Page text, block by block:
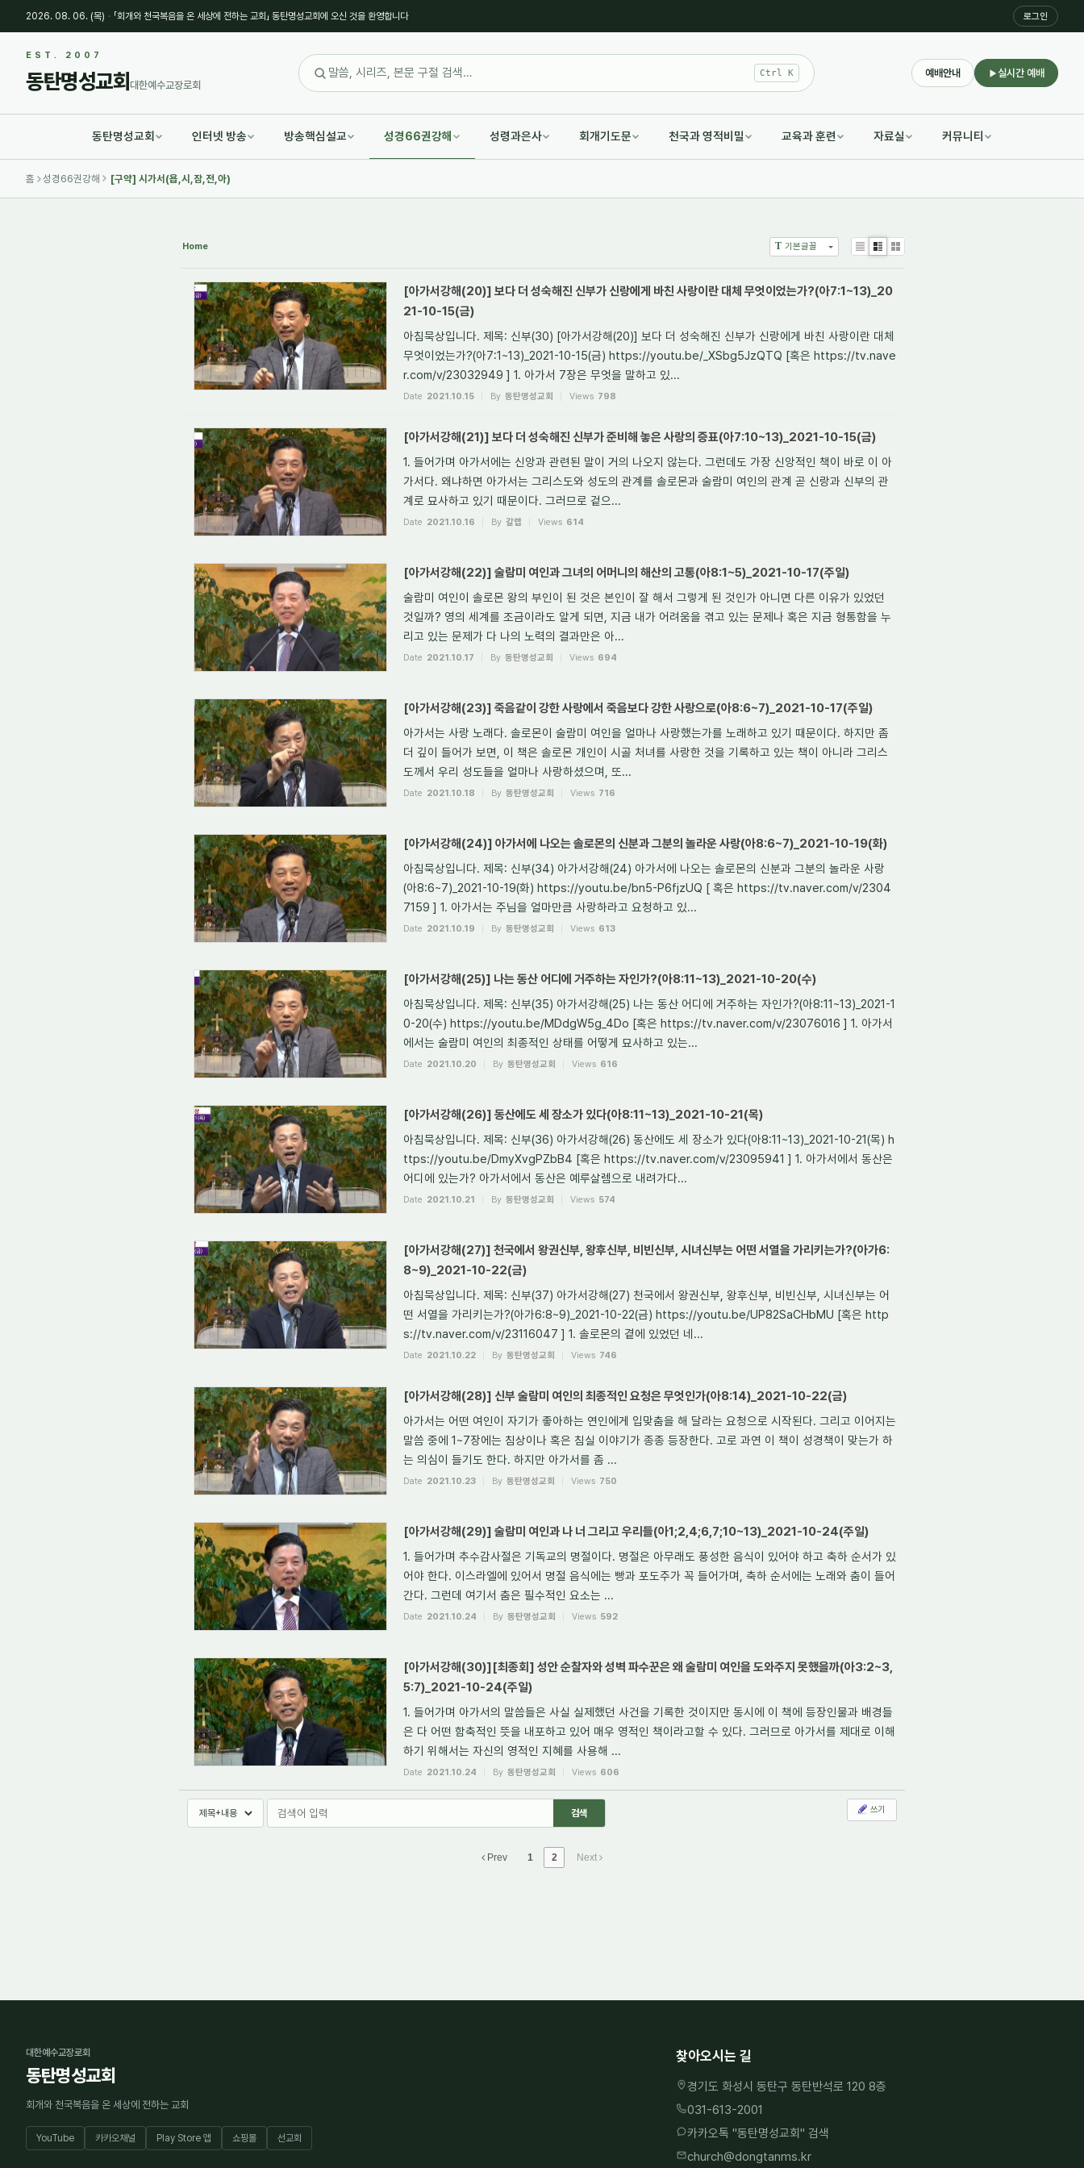
2026. 08. 06. (목) · 「회개와 천국복음을 온 세상에 전하는 교회」 동탄명성교회에 오신 것을 환영합니다 로그인
EST. 2007
동탄명성교회 대한예수교장로회
Ctrl K 예배안내 실시간 예배
동탄명성교회 인터넷 방송 방송핵심설교 성경66권강해 성령과은사 회개기도문 천국과 영적비밀 교육과 훈련 자료실 커뮤니티
홈 성경66권강해 [구약] 시가서(욥,시,잠,전,아)
Home T 기본글꼴
ListZine
[아가서강해(20)] 보다 더 성숙해진 신부가 신랑에게 바친 사랑이란 대체 무엇이었는가?(아7:1~13)_20
21-10-15(금)
아침묵상입니다. 제목: 신부(30) [아가서강해(20)] 보다 더 성숙해진 신부가 신랑에게 바친 사랑이란 대체
무엇이었는가?(아7:1~13)_2021-10-15(금) https://youtu.be/_XSbg5JzQTQ [혹은 https://tv.nave
r.com/v/23032949 ] 1. 아가서 7장은 무엇을 말하고 있...
Date 2021.10.15 By 동탄명성교회 Views 798
[아가서강해(21)] 보다 더 성숙해진 신부가 준비해 놓은 사랑의 증표(아7:10~13)_2021-10-15(금)
1. 들어가며 아가서에는 신앙과 관련된 말이 거의 나오지 않는다. 그런데도 가장 신앙적인 책이 바로 이 아
가서다. 왜냐하면 아가서는 그리스도와 성도의 관계를 솔로몬과 술람미 여인의 관계 곧 신랑과 신부의 관
계로 묘사하고 있기 때문이다. 그러므로 겉으...
Date 2021.10.16 By 갈렙 Views 614
[아가서강해(22)] 술람미 여인과 그녀의 어머니의 해산의 고통(아8:1~5)_2021-10-17(주일)
술람미 여인이 솔로몬 왕의 부인이 된 것은 본인이 잘 해서 그렇게 된 것인가 아니면 다른 이유가 있었던
것일까? 영의 세계를 조금이라도 알게 되면, 지금 내가 어려움을 겪고 있는 문제나 혹은 지금 형통함을 누
리고 있는 문제가 다 나의 노력의 결과만은 아...
Date 2021.10.17 By 동탄명성교회 Views 694
[아가서강해(23)] 죽음같이 강한 사랑에서 죽음보다 강한 사랑으로(아8:6~7)_2021-10-17(주일)
아가서는 사랑 노래다. 솔로몬이 술람미 여인을 얼마나 사랑했는가를 노래하고 있기 때문이다. 하지만 좀
더 깊이 들어가 보면, 이 책은 솔로몬 개인이 시골 처녀를 사랑한 것을 기록하고 있는 책이 아니라 그리스
도께서 우리 성도들을 얼마나 사랑하셨으며, 또...
Date 2021.10.18 By 동탄명성교회 Views 716
[아가서강해(24)] 아가서에 나오는 솔로몬의 신분과 그분의 놀라운 사랑(아8:6~7)_2021-10-19(화)
아침묵상입니다. 제목: 신부(34) 아가서강해(24) 아가서에 나오는 솔로몬의 신분과 그분의 놀라운 사랑
(아8:6~7)_2021-10-19(화) https://youtu.be/bn5-P6fjzUQ [ 혹은 https://tv.naver.com/v/2304
7159 ] 1. 아가서는 주님을 얼마만큼 사랑하라고 요청하고 있...
Date 2021.10.19 By 동탄명성교회 Views 613
[아가서강해(25)] 나는 동산 어디에 거주하는 자인가?(아8:11~13)_2021-10-20(수)
아침묵상입니다. 제목: 신부(35) 아가서강해(25) 나는 동산 어디에 거주하는 자인가?(아8:11~13)_2021-1
0-20(수) https://youtu.be/MDdgW5g_4Do [혹은 https://tv.naver.com/v/23076016 ] 1. 아가서
에서는 술람미 여인의 최종적인 상태를 어떻게 묘사하고 있는...
Date 2021.10.20 By 동탄명성교회 Views 616
[아가서강해(26)] 동산에도 세 장소가 있다(아8:11~13)_2021-10-21(목)
아침묵상입니다. 제목: 신부(36) 아가서강해(26) 동산에도 세 장소가 있다(아8:11~13)_2021-10-21(목) h
ttps://youtu.be/DmyXvgPZbB4 [혹은 https://tv.naver.com/v/23095941 ] 1. 아가서에서 동산은
어디에 있는가? 아가서에서 동산은 예루살렘으로 내려가다...
Date 2021.10.21 By 동탄명성교회 Views 574
[아가서강해(27)] 천국에서 왕권신부, 왕후신부, 비빈신부, 시녀신부는 어떤 서열을 가리키는가?(아가6:
8~9)_2021-10-22(금)
아침묵상입니다. 제목: 신부(37) 아가서강해(27) 천국에서 왕권신부, 왕후신부, 비빈신부, 시녀신부는 어
떤 서열을 가리키는가?(아가6:8~9)_2021-10-22(금) https://youtu.be/UP82SaCHbMU [혹은 http
s://tv.naver.com/v/23116047 ] 1. 솔로몬의 곁에 있었던 네...
Date 2021.10.22 By 동탄명성교회 Views 746
[아가서강해(28)] 신부 술람미 여인의 최종적인 요청은 무엇인가(아8:14)_2021-10-22(금)
아가서는 어떤 여인이 자기가 좋아하는 연인에게 입맞춤을 해 달라는 요청으로 시작된다. 그리고 이어지는
말씀 중에 1~7장에는 침상이나 혹은 침실 이야기가 종종 등장한다. 고로 과연 이 책이 성경책이 맞는가 하
는 의심이 들기도 한다. 하지만 아가서를 좀 ...
Date 2021.10.23 By 동탄명성교회 Views 750
[아가서강해(29)] 술람미 여인과 나 너 그리고 우리들(아1;2,4;6,7;10~13)_2021-10-24(주일)
1. 들어가며 추수감사절은 기독교의 명절이다. 명절은 아무래도 풍성한 음식이 있어야 하고 축하 순서가 있
어야 한다. 이스라엘에 있어서 명절 음식에는 빵과 포도주가 꼭 들어가며, 축하 순서에는 노래와 춤이 들어
간다. 그런데 여기서 춤은 필수적인 요소는 ...
Date 2021.10.24 By 동탄명성교회 Views 592
[아가서강해(30)][최종회] 성안 순찰자와 성벽 파수꾼은 왜 술람미 여인을 도와주지 못했을까(아3:2~3,
5:7)_2021-10-24(주일)
1. 들어가며 아가서의 말씀들은 사실 실제했던 사건을 기록한 것이지만 동시에 이 책에 등장인물과 배경들
은 다 어떤 함축적인 뜻을 내포하고 있어 매우 영적인 책이라고할 수 있다. 그러므로 아가서를 제대로 이해
하기 위해서는 자신의 영적인 지혜를 사용해 ...
Date 2021.10.24 By 동탄명성교회 Views 606
쓰기
Prev 1 2 Next
대한예수교장로회
동탄명성교회
회개와 천국복음을 온 세상에 전하는 교회
YouTube 카카오채널 Play Store 앱 쇼핑몰 선교회
찾아오시는 길
경기도 화성시 동탄구 동탄반석로 120 8층
031-613-2001
카카오톡 "동탄명성교회" 검색
church@dongtanms.kr
Sketchbook5, 스케치북5
Sketchbook5, 스케치북5
Sketchbook5, 스케치북5
Sketchbook5, 스케치북5